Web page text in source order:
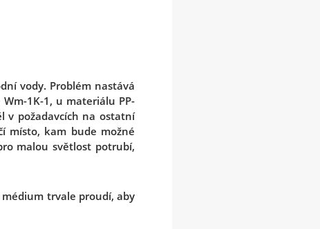
vody. Problém nastává
1K-1, u materiálu PP-
v požadavcích na ostatní
místo, kam bude možné
malou světlost potrubí,
trvale proudí, aby